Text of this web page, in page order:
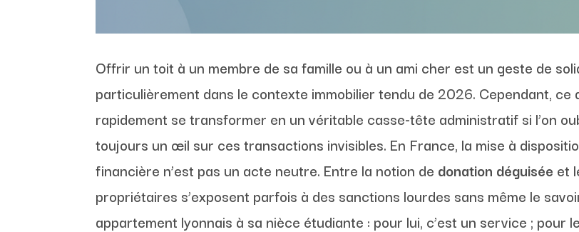
Offrir un toit à un membre de sa famille ou à un ami cher est un geste de
particulièrement dans le contexte immobilier tendu de 2026. Cependant, ce
rapidement se transformer en un véritable casse-tête administratif si l’on
toujours un œil sur ces transactions invisibles. En France, la mise à
financière n’est pas un acte neutre. Entre la notion de donation déguisée et
propriétaires s’exposent parfois à des sanctions lourdes sans même le
appartement lyonnais à sa nièce étudiante : pour lui, c’est un service ; pour